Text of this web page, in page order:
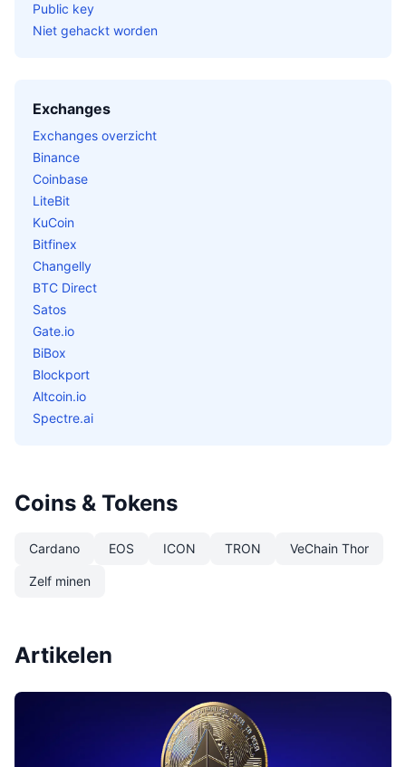
Public key
Niet gehackt worden
Exchanges
Exchanges overzicht
Binance
Coinbase
LiteBit
KuCoin
Bitfinex
Changelly
BTC Direct
Satos
Gate.io
BiBox
Blockport
Altcoin.io
Spectre.ai
Coins & Tokens
Cardano EOS ICON TRON VeChain Thor
Zelf minen
Artikelen